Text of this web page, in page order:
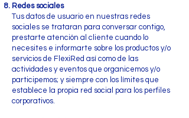
Redes sociales
Tus datos de usuario en nuestras redes
sociales se trataran para conversar contigo,
prestarte atención al cliente cuando lo
necesites e informarte sobre los productos y/o
servicios de FlexiRed así como de las
actividades y eventos que organicemos y/o
participemos; y siempre con los límites que
establece la propia red social para los perfiles
corporativos.